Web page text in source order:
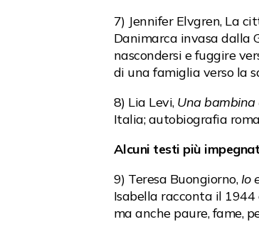
7) Jennifer Elvgren, La
Danimarca invasa dalla
nascondersi e fuggire
di una famiglia verso la
8) Lia Levi, Una
Italia; autobiografia
Alcuni testi più
9) Teresa Buongiorno, Io
Isabella racconta il 1944
ma anche paure, fame,